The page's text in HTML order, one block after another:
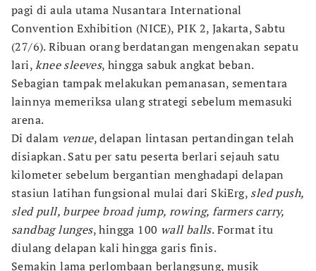
pagi di aula utama Nusantara International
Convention Exhibition (NICE), PIK 2, Jakarta, Sabtu
(27/6). Ribuan orang berdatangan mengenakan sepatu
lari,knee sleeves, hingga sabuk angkat beban.
Sebagian tampak melakukan pemanasan, sementara
lainnya memeriksa ulang strategi sebelum memasuki
arena.
Di dalam venue, delapan lintasan pertandingan telah
disiapkan. Satu per satu peserta berlari sejauh satu
kilometer sebelum bergantian menghadapi delapan
stasiun latihan fungsional mulai dari SkiErg, sled push,
sled pull, burpee broad jump, rowing, farmers carry,
sandbag lunges, hingga 100 wall balls. Format itu
diulang delapan kali hingga garis finis.
Semakin lama perlombaan berlangsung, musik